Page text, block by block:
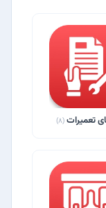
تعمیرات(8)